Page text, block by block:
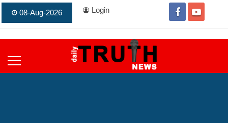
08-Aug-2026 Login